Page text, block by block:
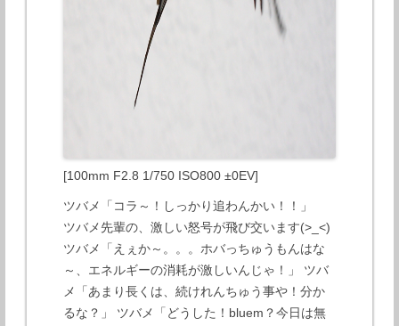
[100mm F2.8 1/750 ISO800 ±0EV]
ツバメ「コラ～！しっかり追わんかい！！」
ツバメ先輩の、激しい怒号が飛び交います(>_<)
ツバメ「えぇか～。。。ホバっちゅうもんはな
～、エネルギーの消耗が激しいんじゃ！」 ツバ
メ「あまり長くは、続けれんちゅう事や！分か
るな？」 ツバメ「どうした！bluem？今日は無